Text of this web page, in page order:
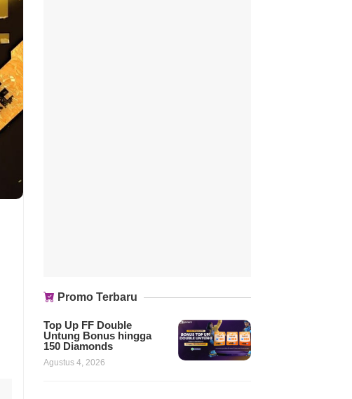
Promo Terbaru
Top Up FF Double
Untung Bonus hingga
150 Diamonds
Agustus 4, 2026